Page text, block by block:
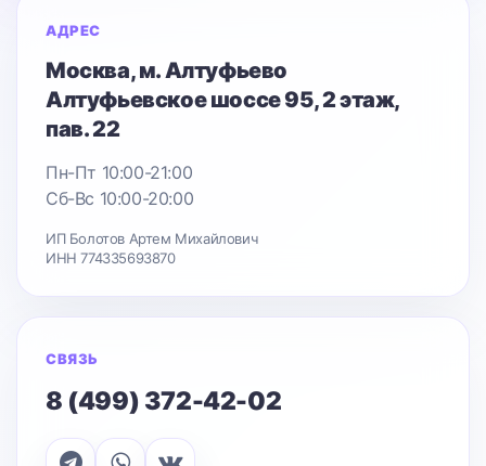
АДРЕС
Москва, м. Алтуфьево
Алтуфьевское шоссе 95, 2 этаж,
пав. 22
Пн-Пт 10:00-21:00
Сб-Вс 10:00-20:00
ИП Болотов Артем Михайлович
ИНН 774335693870
СВЯЗЬ
8 (499) 372-42-02